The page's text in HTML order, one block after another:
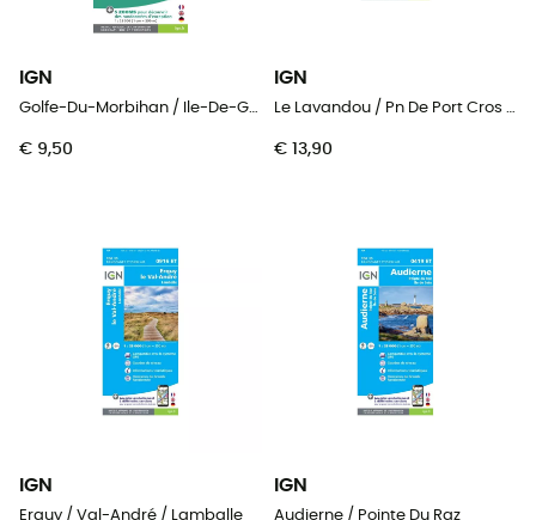
IGN
€ 9,50
IGN
€ 13,90
IGN
Erquy / Val-André / Lamballe
IGN
Audierne / Pointe Du Raz